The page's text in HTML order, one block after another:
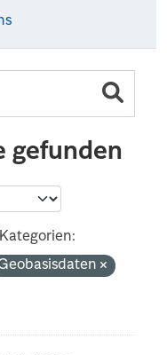
gefunden
Kategorien: